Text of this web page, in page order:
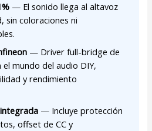
— El sonido llega al altavoz
sin coloraciones ni
— Driver full-bridge de
mundo del audio DIY,
y rendimiento
— Incluye protección
offset de CC y